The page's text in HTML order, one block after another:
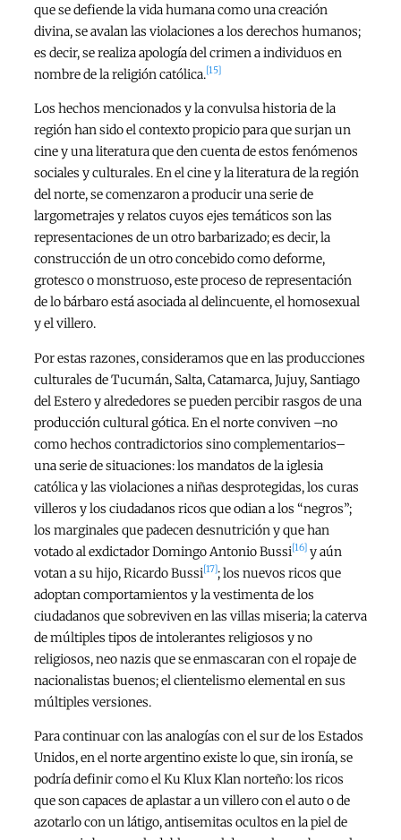
que se defiende la vida humana como una creación
divina, se avalan las violaciones a los derechos humanos;
es decir, se realiza apología del crimen a individuos en
nombre de la religión católica.[15]
Los hechos mencionados y la convulsa historia de la
región han sido el contexto propicio para que surjan un
cine y una literatura que den cuenta de estos fenómenos
sociales y culturales. En el cine y la literatura de la región
del norte, se comenzaron a producir una serie de
largometrajes y relatos cuyos ejes temáticos son las
representaciones de un otro barbarizado; es decir, la
construcción de un otro concebido como deforme,
grotesco o monstruoso, este proceso de representación
de lo bárbaro está asociada al delincuente, el homosexual
y el villero.
Por estas razones, consideramos que en las producciones
culturales de Tucumán, Salta, Catamarca, Jujuy, Santiago
del Estero y alrededores se pueden percibir rasgos de una
producción cultural gótica. En el norte conviven –no
como hechos contradictorios sino complementarios–
una serie de situaciones: los mandatos de la iglesia
católica y las violaciones a niñas desprotegidas, los curas
villeros y los ciudadanos ricos que odian a los “negros”;
los marginales que padecen desnutrición y que han
votado al exdictador Domingo Antonio Bussi [16] y aún
votan a su hijo, Ricardo Bussi [17] ; los nuevos ricos que
adoptan comportamientos y la vestimenta de los
ciudadanos que sobreviven en las villas miseria; la caterva
de múltiples tipos de intolerantes religiosos y no
religiosos, neo nazis que se enmascaran con el ropaje de
nacionalistas buenos; el clientelismo elemental en sus
múltiples versiones.
Para continuar con las analogías con el sur de los Estados
Unidos, en el norte argentino existe lo que, sin ironía, se
podría definir como el Ku Klux Klan norteño: los ricos
que son capaces de aplastar a un villero con el auto o de
azotarlo con un látigo, antisemitas ocultos en la piel de